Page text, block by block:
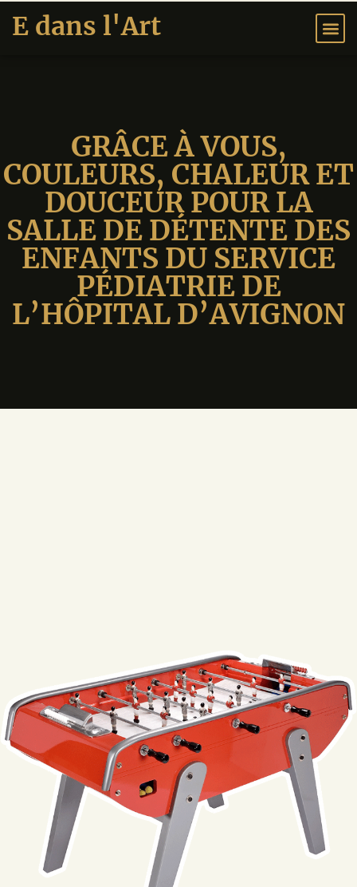
E dans l'Art
GRÂCE À VOUS,
COULEURS, CHALEUR ET
DOUCEUR POUR LA
SALLE DE DÉTENTE DES
ENFANTS DU SERVICE
PÉDIATRIE DE
L’HÔPITAL D’AVIGNON